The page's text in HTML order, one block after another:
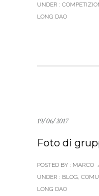
UNDER :
LONG DAO
19/06/2017
Foto di
POSTED BY : MARCO
UNDER : BLOG
LONG DAO